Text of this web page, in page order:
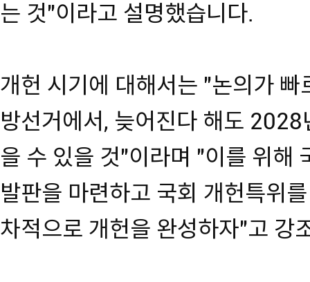
는 것"이라고 설명했습니다.
개헌 시기에 대해서는 "논의가
방선거에서, 늦어진다 해도
을 수 있을 것"이라며 "이를 위해
발판을 마련하고 국회 개헌특위
차적으로 개헌을 완성하자"고 강